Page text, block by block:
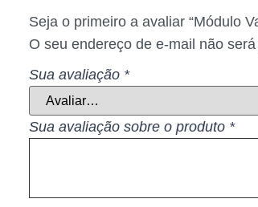
Seja o primeiro a avaliar “Módulo
O seu endereço de e-mail não
Sua avaliação *
Sua avaliação sobre o produto *